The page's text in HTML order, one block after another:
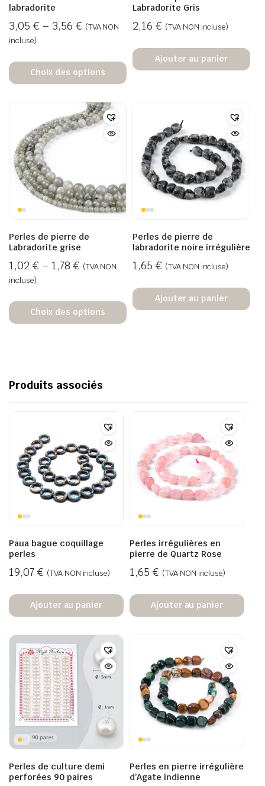
labradorite
3,05 € – 3,56 € (TVA NON
incluse)
Choix des options
Labradorite Gris
2,16 € (TVA NON incluse)
Ajouter au panier
Perles de pierre de
Labradorite grise
1,02 € – 1,78 € (TVA NON
incluse)
Choix des options
Perles de pierre de
labradorite noire irrégulière
1,65 € (TVA NON incluse)
Ajouter au panier
Produits associés
Paua bague coquillage
perles
19,07 € (TVA NON incluse)
Ajouter au panier
Perles irrégulières en
pierre de Quartz Rose
1,65 € (TVA NON incluse)
Ajouter au panier
Perles de culture demi
perforées 90 paires
Perles en pierre irrégulière
d’Agate indienne